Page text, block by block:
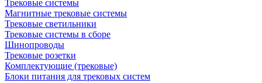
Трековые системы
Магнитные трековые системы
Трековые светильники
Трековые системы в сборе
Шинопроводы
Трековые розетки
Комплектующие (трековые)
Блоки питания для трековых систем